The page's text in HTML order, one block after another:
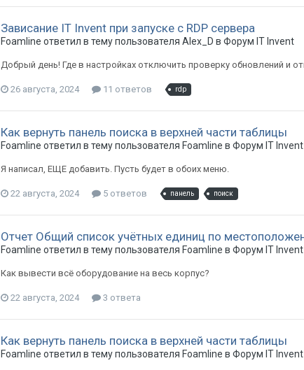
Зависание IT Invent при запуске с RDP сервера
Foamline ответил в тему пользователя Alex_D в Форум IT Invent
Добрый день! Где в настройках отключить проверку обновлений и
26 августа, 2024 11 ответов rdp
Как вернуть панель поиска в верхней части таблицы
Foamline ответил в тему пользователя Foamline в Форум IT Invent
Я написал, ЕЩЕ добавить. Пусть будет в обоих меню.
22 августа, 2024 5 ответов панель поиск
Отчет Общий список учётных единиц по
Foamline ответил в тему пользователя Foamline в Форум IT Invent
Как вывести всё оборудование на весь корпус?
22 августа, 2024 3 ответа
Как вернуть панель поиска в верхней части таблицы
Foamline ответил в тему пользователя Foamline в Форум IT Invent